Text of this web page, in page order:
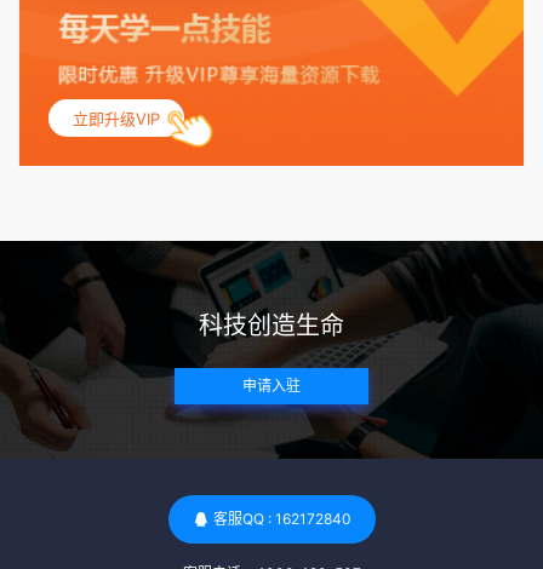
保其身体健康状况良好。过高的BMI可能与多种健康问题相关
联，包括不孕症和妊娠并发症。 生殖健康：捐赠者需要有规律
的月经期，无生殖障碍或异常问题。此外，还需要进行详细的
妇科检查，以确保其生殖系统的健康。 遗传病史与家族病史：
捐赠者及其家庭成员需要无严重的遗传病史、精神病史和传染
病史。这通常需要通过基因检测、家族史调查和医疗记录审查
带任何可传染给受卵者的病原体。 药物与生活习惯：捐赠者需
要是非尼古丁使用者、非吸烟者、非吸毒者，并且未使用可能
影响卵子质量的药物，如某些精神药物和避孕植入物。 学历与
心理标准 学历要求：部分卵子库对捐赠者的学历有一定要求，
但这并非普遍标准。一些卵子库可能更倾向于选择受过高等教
育的女性作为捐赠者，但这并不是绝对的筛选条件。 心理状态
评估：捐赠者需要进行心理状态评估，以确定其对捐赠过程的
于确保捐赠者在捐赠过程中保持积极的心态，并理解其捐赠行
为的意义。 其他标准 责任心与沟通能力：由于捐卵过程的时
立即升级VIP
科技创造生命
申请入驻
客服QQ : 162172840